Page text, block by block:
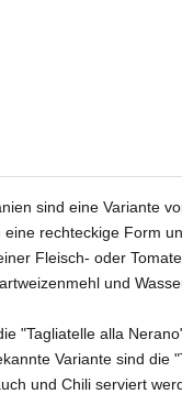
sind eine Variante
rechteckige Form
Fleisch- oder
und
"Tagliatelle alla
Variante sind die
und Chili serviert